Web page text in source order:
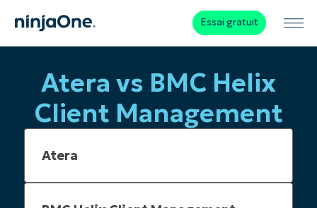
Essai gratuit
Atera vs BMC Helix
Client Management